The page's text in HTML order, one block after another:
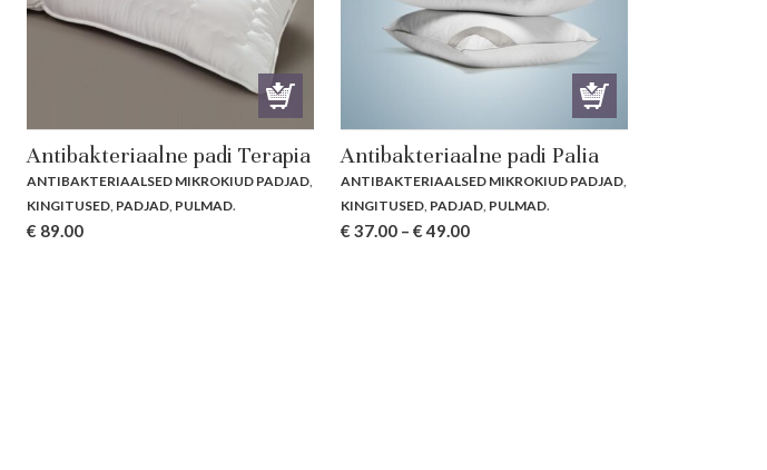
Antibakteriaalne padi Terapia
ANTIBAKTERIAALSED MIKROKIUD PADJAD
KINGITUSED PADJAD PULMAD.
€ 89.00
Antibakteriaalne padi Palia
ANTIBAKTERIAALSED MIKROKIUD PADJAD
KINGITUSED PADJAD PULMAD.
€ 37.00 –€49.00